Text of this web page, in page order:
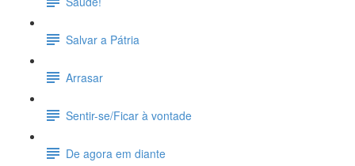
Salvar a Pátria
Arrasar
Sentir-se/Ficar à vontade
De agora em diante